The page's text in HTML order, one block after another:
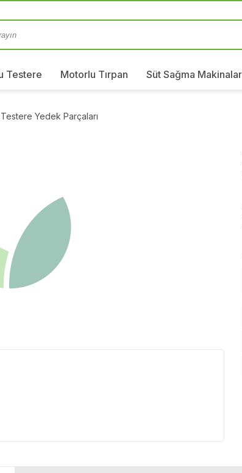
Testere Motorlu Tırpan Süt Sağma
Yedek Parçaları